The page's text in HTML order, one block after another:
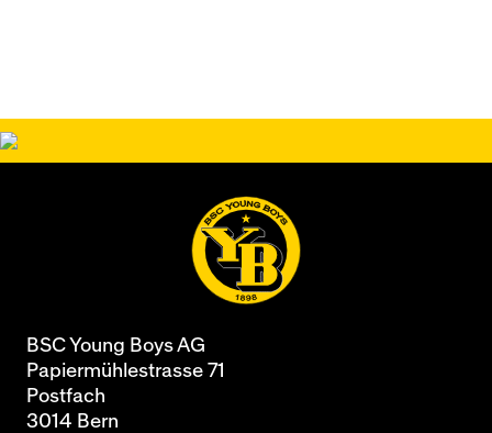
BSC Young Boys AG
Papiermühlestrasse 71
Postfach
3014 Bern